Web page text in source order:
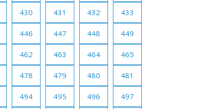
430 431 432 433
446 447 448 449
462 463 464 465
478 479 480 481
494 495 496 497